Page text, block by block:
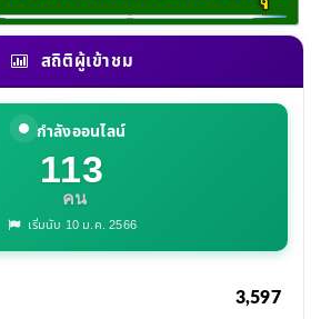
สถิติผู้เข้าชม
กำลังออนไลน์
113
คน
เริ่มนับ 10 ม.ค. 2566
3,597